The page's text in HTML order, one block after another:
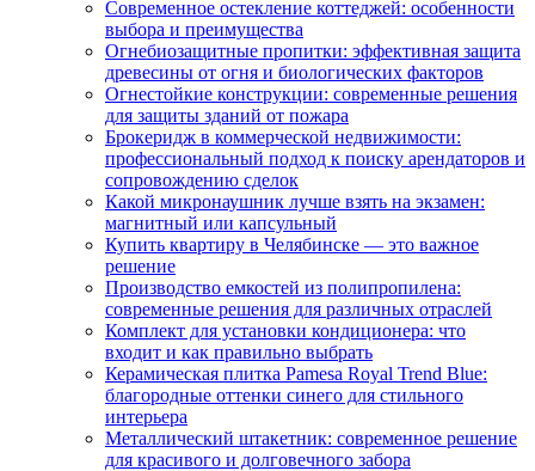
Современное остекление коттеджей: особенности
выбора и преимущества
Огнебиозащитные пропитки: эффективная защита
древесины от огня и биологических факторов
Огнестойкие конструкции: современные решения
для защиты зданий от пожара
Брокеридж в коммерческой недвижимости:
профессиональный подход к поиску арендаторов и
сопровождению сделок
Какой микронаушник лучше взять на экзамен:
магнитный или капсульный
Купить квартиру в Челябинске — это важное
решение
Производство емкостей из полипропилена:
современные решения для различных отраслей
Комплект для установки кондиционера: что
входит и как правильно выбрать
Керамическая плитка Pamesa Royal Trend Blue:
благородные оттенки синего для стильного
интерьера
Металлический штакетник: современное решение
для красивого и долговечного забора